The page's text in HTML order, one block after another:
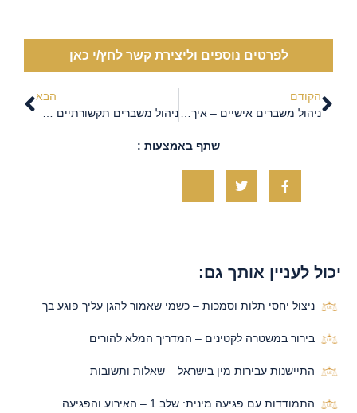
לפרטים נוספים וליצירת קשר לחץ/י כאן
הקודם
הבא
שתף באמצעות :
יכול לעניין אותך גם:
ניצול יחסי תלות וסמכות – כשמי שאמור להגן עליך פוגע בך
בירור במשטרה לקטינים – המדריך המלא להורים
התיישנות עבירות מין בישראל – שאלות ותשובות
התמודדות עם פגיעה מינית: שלב 1 – האירוע והפגיעה